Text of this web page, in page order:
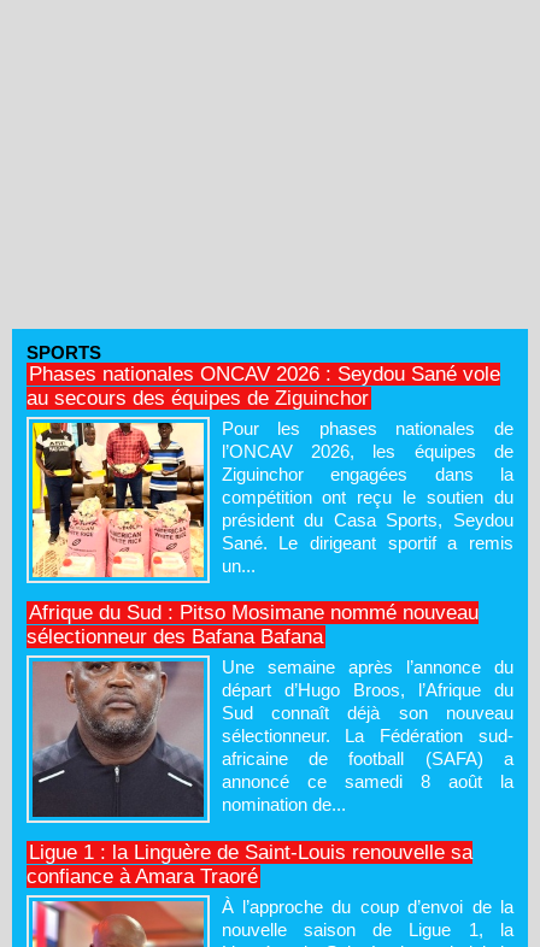
SPORTS
Phases nationales ONCAV 2026 : Seydou Sané vole
au secours des équipes de Ziguinchor
Pour les phases nationales de
l’ONCAV 2026, les équipes de
Ziguinchor engagées dans la
compétition ont reçu le soutien du
président du Casa Sports, Seydou
Sané. Le dirigeant sportif a remis
un...
Afrique du Sud : Pitso Mosimane nommé nouveau
sélectionneur des Bafana Bafana
Une semaine après l’annonce du
départ d’Hugo Broos, l’Afrique du
Sud connaît déjà son nouveau
sélectionneur. La Fédération sud-
africaine de football (SAFA) a
annoncé ce samedi 8 août la
nomination de...
Ligue 1 : la Linguère de Saint-Louis renouvelle sa
confiance à Amara Traoré
À l’approche du coup d’envoi de la
nouvelle saison de Ligue 1, la